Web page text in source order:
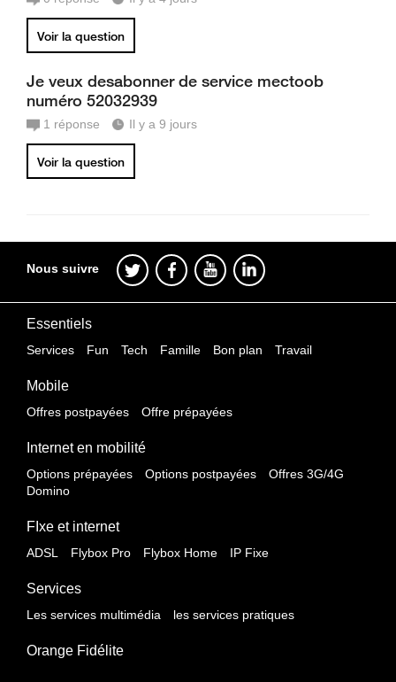
Voir la question
Je veux desabonner de service mectoob
numéro 52032939
1 réponse Il y a 9 jours
Voir la question
Nous suivre
Essentiels
Services Fun Tech Famille Bon plan Travail
Mobile
Offres postpayées Offre prépayées
Internet en mobilité
Options prépayées Options postpayées
Offres 3G/4G
Domino
FIxe et internet
ADSL Flybox Pro Flybox Home IP Fixe
Services
Les services multimédia les services pratiques
Orange Fidélite